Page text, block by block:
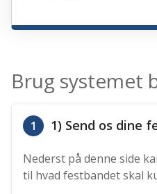
Brug systemet
1 1) Send os dine
Nederst på denne side
til hvad festbandet skal